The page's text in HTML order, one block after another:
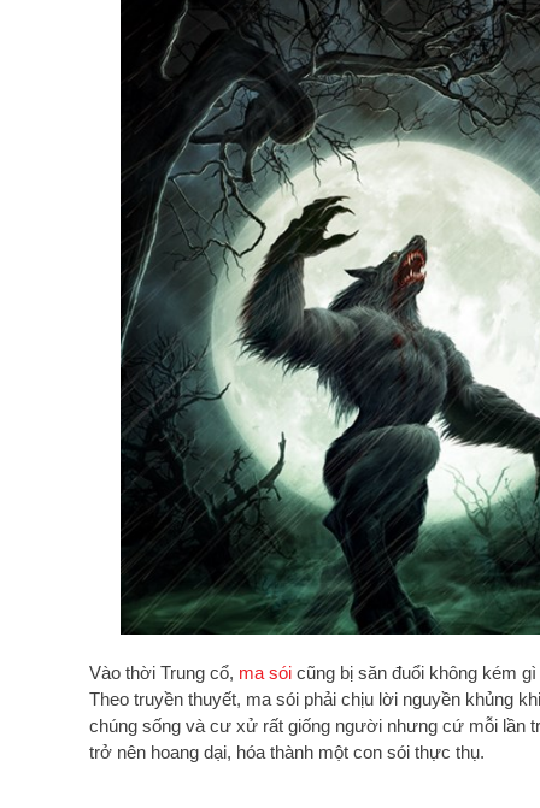
Vào thời Trung cổ, ma sói cũng bị săn đuổi không kém
Theo truyền thuyết, ma sói phải chịu lời nguyền khủng
chúng sống và cư xử rất giống người nhưng cứ mỗi lần
trở nên hoang dại, hóa thành một con sói thực thụ.